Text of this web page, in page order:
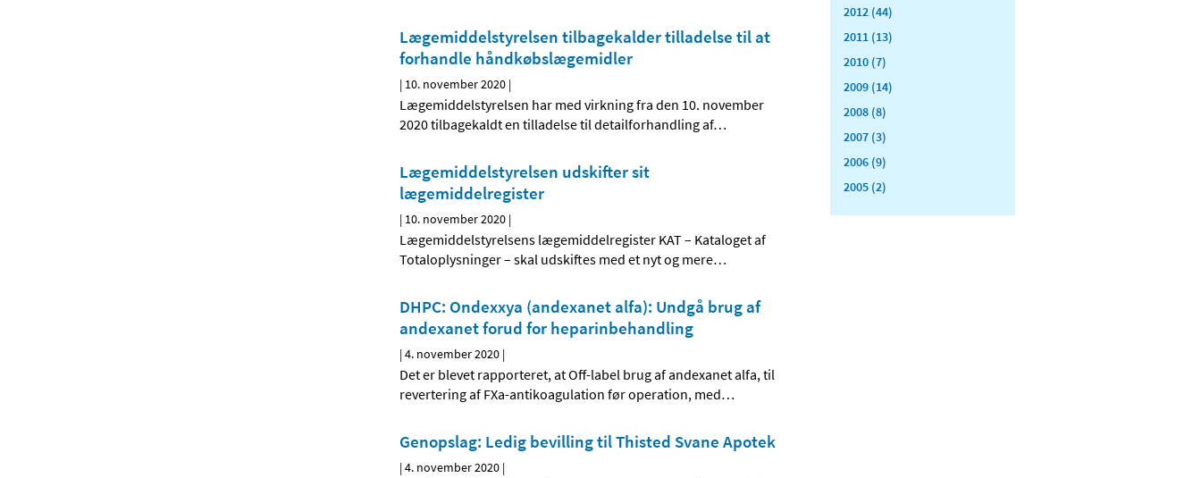
Lægemiddelstyrelsen tilbagekalder tilladelse til at
forhandle håndkøbslægemidler
| 10. november 2020 |
Lægemiddelstyrelsen har med virkning fra den 10. november
2020 tilbagekaldt en tilladelse til detailforhandling af…
Lægemiddelstyrelsen udskifter sit
lægemiddelregister
| 10. november 2020 |
Lægemiddelstyrelsens lægemiddelregister KAT – Kataloget af
Totaloplysninger – skal udskiftes med et nyt og mere…
DHPC: Ondexxya (andexanet alfa): Undgå brug af
andexanet forud for heparinbehandling
|4. november 2020 |
Det er blevet rapporteret, at Off-label brug af andexanet alfa, til
revertering af FXa-antikoagulation før operation, med…
Genopslag: Ledig bevilling til Thisted Svane Apotek
|4. november 2020 |
2012 (44)
2011 (13)
2010 (7)
2009 (14)
2008 (8)
2007 (3)
2006 (9)
2005 (2)